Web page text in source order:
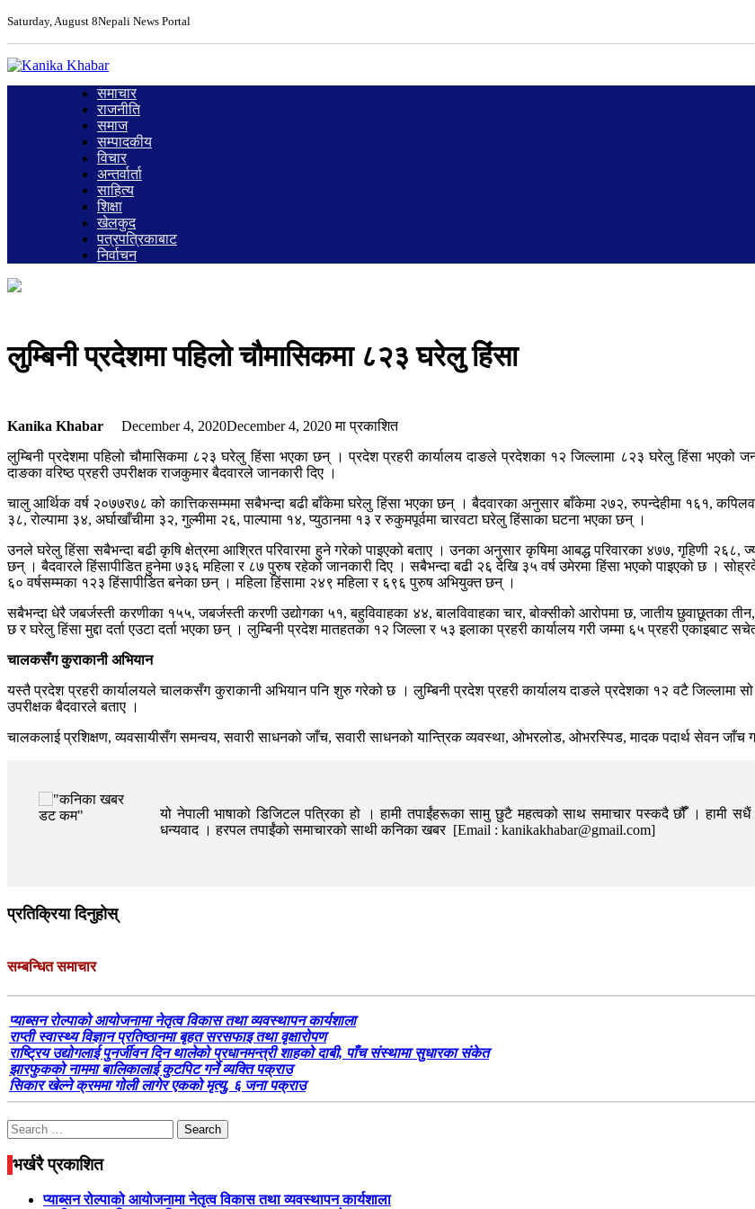
Saturday, August 8Nepali News Portal
समाचार
राजनीति
समाज
सम्पादकीय
विचार
अन्तर्वार्ता
साहित्य
शिक्षा
खेलकुद
पत्रपत्रिकाबाट
निर्वाचन
लुम्बिनी प्रदेशमा पहिलो चौमासिकमा ८२३ घरेलु हिंसा
Kanika Khabar December 4, 2020December 4, 2020मा प्रकाशित
लुम्बिनी प्रदेशमा पहिलो चौमासिकमा ८२३ घरेलु हिंसा भएका छन् । प्रदेश प्रहरी कार्यालय दाङले प्रदेशका १२ जिल्लामा ८२३ घरेलु हिंसा भएको
दाङका वरिष्ठ प्रहरी उपरीक्षक राजकुमार बैदवारले जानकारी दिए ।
चालु आर्थिक वर्ष २०७७र७८ को कात्तिकसम्ममा सबैभन्दा बढी बाँकेमा घरेलु हिंसा भएका छन् । बैदवारका अनुसार बाँकेमा २७२, रुपन्देहीमा १६१,
३८, रोल्पामा ३४, अर्घाखाँचीमा ३२, गुल्मीमा २६, पाल्पामा १४, प्युठानमा १३ र रुकुमपूर्वमा चारवटा घरेलु हिंसाका घटना भएका छन् ।
उनले घरेलु हिंसा सबैभन्दा बढी कृषि क्षेत्रमा आश्रित परिवारमा हुने गरेको पाइएको बताए । उनका अनुसार कृषिमा आबद्ध परिवारका ४७७, गृहिणी २६८,
छन् । बैदवारले हिंसापीडित हुनेमा ७३६ महिला र ८७ पुरुष रहेको जानकारी दिए । सबैभन्दा बढी २६ देखि ३५ वर्ष उमेरमा हिंसा भएको पाइएको छ ।
६० वर्षसम्मका १२३ हिंसापीडित बनेका छन् । महिला हिंसामा २४९ महिला र ६९६ पुरुष अभियुक्त छन् ।
सबैभन्दा धेरै जबर्जस्ती करणीका १५५, जबर्जस्ती करणी उद्योगका ५१, बहुविवाहका ४४, बालविवाहका चार, बोक्सीको आरोपमा छ, जातीय छुवाछूतका
छ र घरेलु हिंसा मुद्दा दर्ता एउटा दर्ता भएका छन् । लुम्बिनी प्रदेश मातहतका १२ जिल्ला र ५३ इलाका प्रहरी कार्यालय गरी जम्मा ६५ प्रहरी
चालकसँग कुराकानी अभियान
यस्तै प्रदेश प्रहरी कार्यालयले चालकसँग कुराकानी अभियान पनि शुरु गरेको छ । लुम्बिनी प्रदेश प्रहरी कार्यालय दाङले प्रदेशका १२ वटै जिल्लामा
उपरीक्षक बैदवारले बताए ।
चालकलाई प्रशिक्षण, व्यवसायीसँग समन्वय, सवारी साधनको जाँच, सवारी साधनको यान्त्रिक व्यवस्था, ओभरलोड, ओभरस्पिड, मादक पदार्थ सेवन
यो नेपाली भाषाको डिजिटल पत्रिका हो । हामी तपाईंहरूका सामु छुटै महत्वको साथ समाचार पस्कदै छौँँ । हामी
धन्यवाद । हरपल तपाईंको समाचारको साथी कनिका खबर [Email : kanikakhabar@gmail.com]
प्रतिक्रिया दिनुहोस्
सम्बन्धित समाचार
प्याब्सन रोल्पाको आयोजनामा नेतृत्व विकास तथा व्यवस्थापन कार्यशाला
राप्ती स्वास्थ्य विज्ञान प्रतिष्ठानमा बृहत सरसफाइ तथा वृक्षारोपण
राष्ट्रिय उद्योगलाई पुनर्जीवन दिन थालेको प्रधानमन्त्री शाहको दाबी, पाँच संस्थामा सुधारका संकेत
झारफुकको नाममा बालिकालाई कुटपिट गर्ने व्यक्ति पक्राउ
सिकार खेल्ने क्रममा गोली लागेर एकको मृत्यु, ६ जना पक्राउ
Search
for:
भर्खरै प्रकाशित
प्याब्सन रोल्पाको आयोजनामा नेतृत्व विकास तथा व्यवस्थापन कार्यशाला